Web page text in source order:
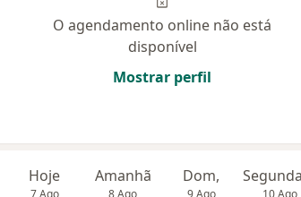
O agendamento online não está
disponível
Mostrar perfil
Hoje
7 Ago
Amanhã
8 Ago
Dom,
9 Ago 10 Ago